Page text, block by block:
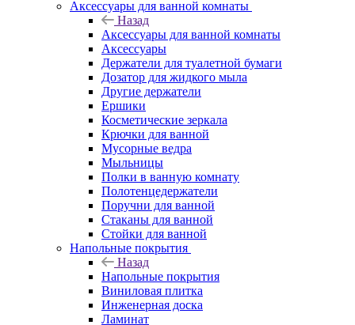
Аксессуары для ванной комнаты
Назад
Аксессуары для ванной комнаты
Аксессуары
Держатели для туалетной бумаги
Дозатор для жидкого мыла
Другие держатели
Ершики
Косметические зеркала
Крючки для ванной
Мусорные ведра
Мыльницы
Полки в ванную комнату
Полотенцедержатели
Поручни для ванной
Стаканы для ванной
Стойки для ванной
Напольные покрытия
Назад
Напольные покрытия
Виниловая плитка
Инженерная доска
Ламинат